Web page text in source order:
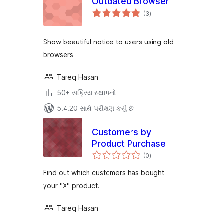
(3કુલ
રેટિંગ્સ
)
Show beautiful notice to users using old
browsers
Tareq Hasan
50+ સક્રિય સ્થાપનો
5.4.20 સાથે પરીક્ષણ કર્યું છે
Customers by
Product Purchase
(0કુલ
રેટિંગ્સ
)
Find out which customers has bought
your "X" product.
Tareq Hasan